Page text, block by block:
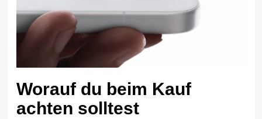
Worauf du beim Kauf
achten solltest